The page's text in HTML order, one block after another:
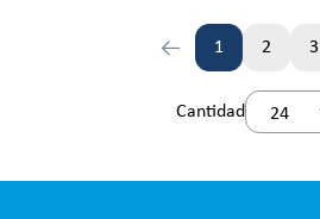
Página
1 2 3
Cantidad